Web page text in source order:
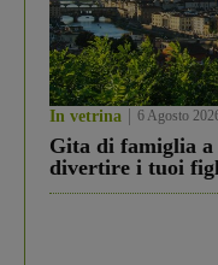
In vetrina 6 Agosto
Gita di famiglia
divertire i tuoi